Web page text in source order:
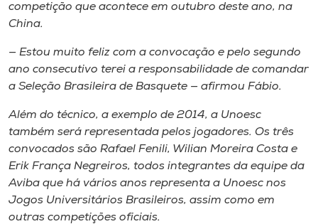
competição que acontece em outubro deste ano, na
China.
— Estou muito feliz com a convocação e pelo segundo
ano consecutivo terei a responsabilidade de comandar
a Seleção Brasileira de Basquete — afirmou Fábio.
Além do técnico, a exemplo de 2014, a Unoesc
também será representada pelos jogadores. Os três
convocados são Rafael Fenili, Wilian Moreira Costa e
Erik França Negreiros, todos integrantes da equipe da
Aviba que há vários anos representa a Unoesc nos
Jogos Universitários Brasileiros, assim como em
outras competições oficiais.